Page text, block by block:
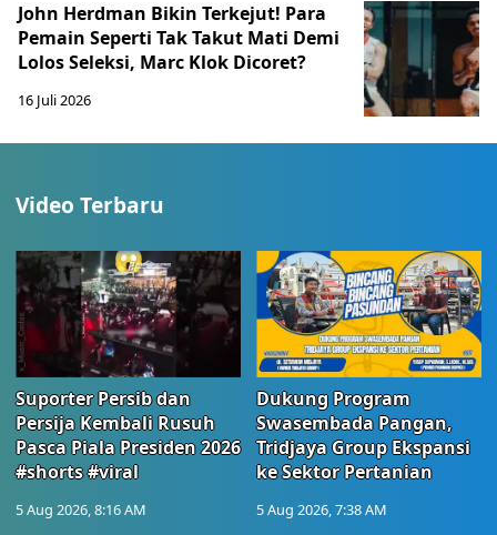
John Herdman Bikin Terkejut! Para
Pemain Seperti Tak Takut Mati Demi
Lolos Seleksi, Marc Klok Dicoret?
16 Juli 2026
Video Terbaru
Suporter Persib dan
Persija Kembali Rusuh
Pasca Piala Presiden 2026
#shorts #viral
5 Aug 2026, 8:16 AM
Dukung Program
Swasembada Pangan,
Tridjaya Group Ekspansi
ke Sektor Pertanian
5 Aug 2026, 7:38 AM